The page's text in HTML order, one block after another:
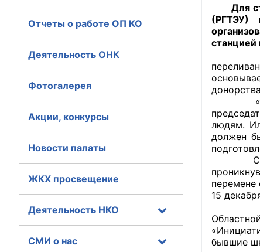
+7 (3842) 58-82-40
Главная
Общественные
оказания
О Палате
Структура
Для
(РГТЭУ)
станцией
«Я
людям.
должен
15
«Таким
бывшие
Отчеты о работе ОП КО
Деятельность ОНК
Фотогалерея
Акции, конкурсы
Новости палаты
ЖКХ просвещение
Деятельность НКО
СМИ о нас